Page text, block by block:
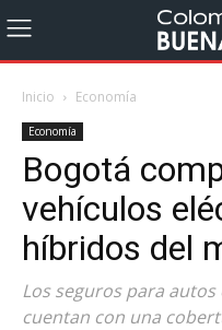
Inicio Economía
Economía
Bogotá
vehículos
híbridos del
Los seguros para
cuentan con una